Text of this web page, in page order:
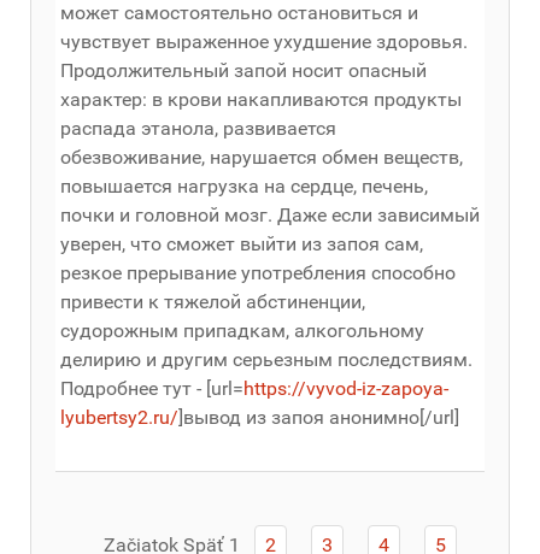
может самостоятельно остановиться и
чувствует выраженное ухудшение здоровья.
Продолжительный запой носит опасный
характер: в крови накапливаются продукты
распада этанола, развивается
обезвоживание, нарушается обмен веществ,
повышается нагрузка на сердце, печень,
почки и головной мозг. Даже если зависимый
уверен, что сможет выйти из запоя сам,
резкое прерывание употребления способно
привести к тяжелой абстиненции,
судорожным припадкам, алкогольному
делирию и другим серьезным последствиям.
Подробнее тут - [url=https://vyvod-iz-zapoya-
lyubertsy2.ru/]вывод из запоя анонимно[/url]
Začiatok Späť 1 2 3 4
5